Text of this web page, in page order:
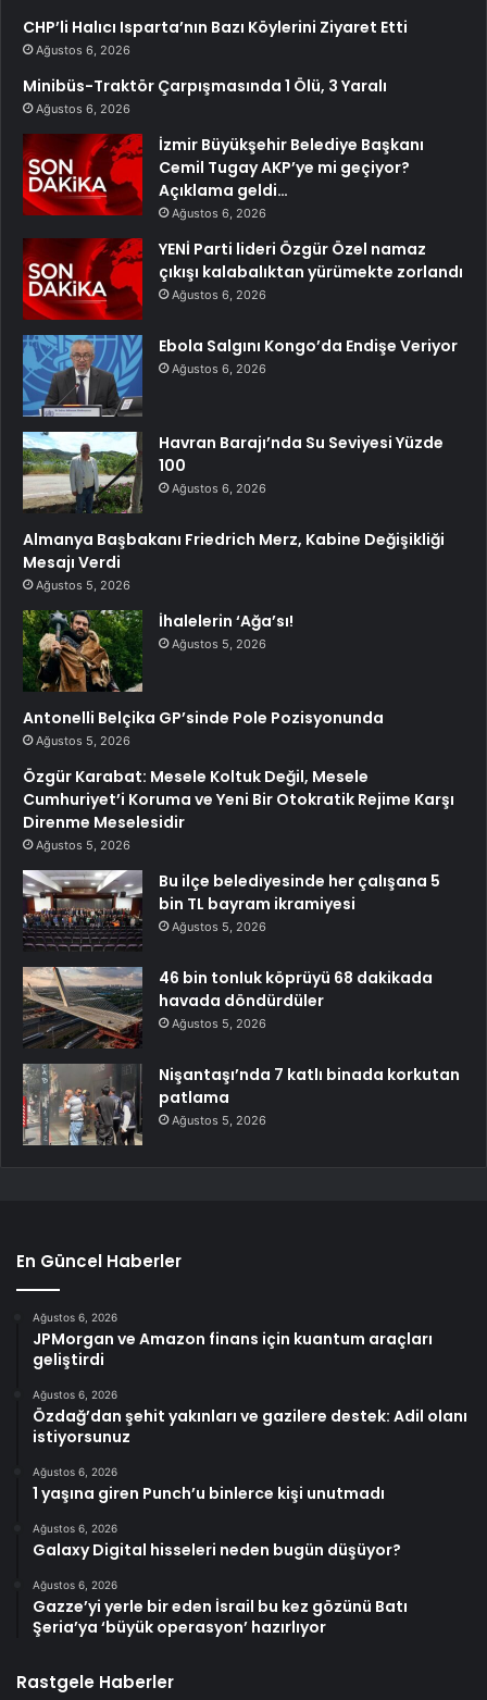
CHP’li Halıcı Isparta’nın Bazı Köylerini Ziyaret Etti
Ağustos 6, 2026
Minibüs-Traktör Çarpışmasında 1 Ölü, 3 Yaralı
Ağustos 6, 2026
İzmir Büyükşehir Belediye Başkanı
Cemil Tugay AKP’ye mi geçiyor?
Açıklama geldi…
Ağustos 6, 2026
YENİ Parti lideri Özgür Özel namaz
çıkışı kalabalıktan yürümekte zorlandı
Ağustos 6, 2026
Ebola Salgını Kongo’da Endişe Veriyor
Ağustos 6, 2026
Havran Barajı’nda Su Seviyesi Yüzde
100
Ağustos 6, 2026
Almanya Başbakanı Friedrich Merz, Kabine Değişikliği
Mesajı Verdi
Ağustos 5, 2026
İhalelerin ‘Ağa’sı!
Ağustos 5, 2026
Antonelli Belçika GP’sinde Pole Pozisyonunda
Ağustos 5, 2026
Özgür Karabat: Mesele Koltuk Değil, Mesele
Cumhuriyet’i Koruma ve Yeni Bir Otokratik Rejime Karşı
Direnme Meselesidir
Ağustos 5, 2026
Bu ilçe belediyesinde her çalışana 5
bin TL bayram ikramiyesi
Ağustos 5, 2026
46 bin tonluk köprüyü 68 dakikada
havada döndürdüler
Ağustos 5, 2026
Nişantaşı’nda 7 katlı binada korkutan
patlama
Ağustos 5, 2026
En Güncel Haberler
Ağustos 6, 2026
JPMorgan ve Amazon finans için kuantum araçları
geliştirdi
Ağustos 6, 2026
Özdağ’dan şehit yakınları ve gazilere destek: Adil olanı
istiyorsunuz
Ağustos 6, 2026
1 yaşına giren Punch’u binlerce kişi unutmadı
Ağustos 6, 2026
Galaxy Digital hisseleri neden bugün düşüyor?
Ağustos 6, 2026
Gazze’yi yerle bir eden İsrail bu kez gözünü Batı
Şeria’ya ‘büyük operasyon’ hazırlıyor
Rastgele Haberler